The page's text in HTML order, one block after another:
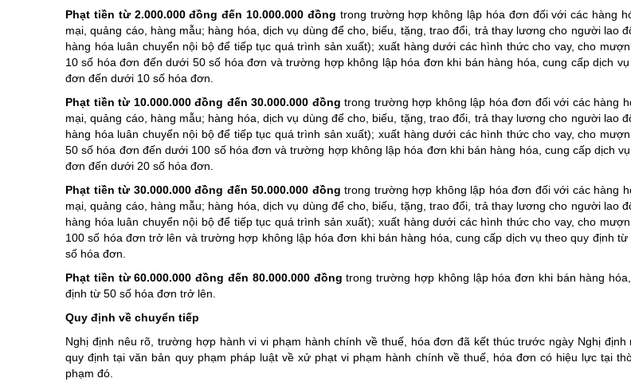
Phạt tiền từ 2.000.000 đồng đến 10.000.000 đồng trong trường hợp không lập hóa đơn đối với các hàng
mại, quảng cáo, hàng mẫu; hàng hóa, dịch vụ dùng để cho, biếu, tặng, trao đổi, trả thay lương cho người lao
hàng hóa luân chuyển nội bộ để tiếp tục quá trình sản xuất); xuất hàng dưới các hình thức cho vay, cho
10 số hóa đơn đến dưới 50 số hóa đơn và trường hợp không lập hóa đơn khi bán hàng hóa, cung cấp dịch
đơn đến dưới 10 số hóa đơn.
Phạt tiền từ 10.000.000 đồng đến 30.000.000 đồng trong trường hợp không lập hóa đơn đối với các hàng
mại, quảng cáo, hàng mẫu; hàng hóa, dịch vụ dùng để cho, biếu, tặng, trao đổi, trả thay lương cho người lao
hàng hóa luân chuyển nội bộ để tiếp tục quá trình sản xuất); xuất hàng dưới các hình thức cho vay, cho
50 số hóa đơn đến dưới 100 số hóa đơn và trường hợp không lập hóa đơn khi bán hàng hóa, cung cấp dịch
đơn đến dưới 20 số hóa đơn.
Phạt tiền từ 30.000.000 đồng đến 50.000.000 đồng trong trường hợp không lập hóa đơn đối với các hàng
mại, quảng cáo, hàng mẫu; hàng hóa, dịch vụ dùng để cho, biếu, tặng, trao đổi, trả thay lương cho người lao
hàng hóa luân chuyển nội bộ để tiếp tục quá trình sản xuất); xuất hàng dưới các hình thức cho vay, cho
100 số hóa đơn trở lên và trường hợp không lập hóa đơn khi bán hàng hóa, cung cấp dịch vụ theo quy định
số hóa đơn.
Phạt tiền từ 60.000.000 đồng đến 80.000.000 đồng trong trường hợp không lập hóa đơn khi bán hàng
định từ 50 số hóa đơn trở lên.
Quy định về chuyển tiếp
Nghị định nêu rõ, trường hợp hành vi vi phạm hành chính về thuế, hóa đơn đã kết thúc trước ngày Nghị
quy định tại văn bản quy phạm pháp luật về xử phạt vi phạm hành chính về thuế, hóa đơn có hiệu lực tại
phạm đó.